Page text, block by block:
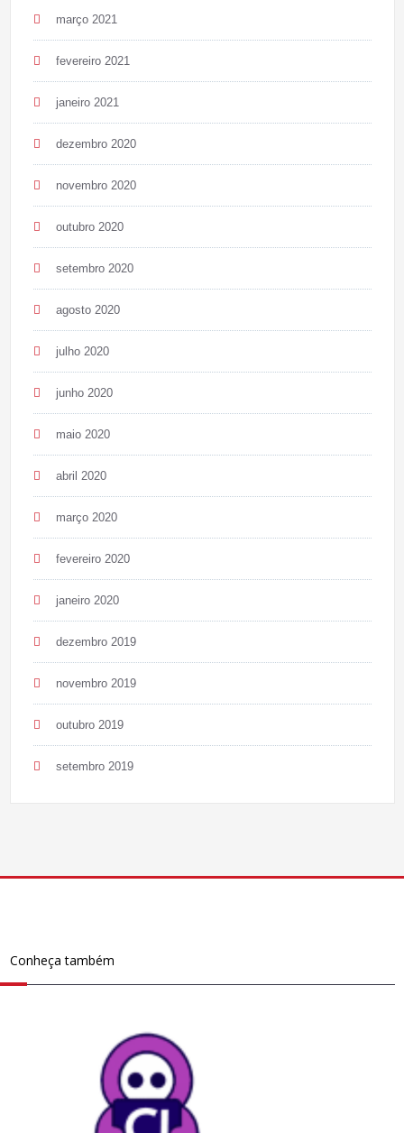
março 2021
fevereiro 2021
janeiro 2021
dezembro 2020
novembro 2020
outubro 2020
setembro 2020
agosto 2020
julho 2020
junho 2020
maio 2020
abril 2020
março 2020
fevereiro 2020
janeiro 2020
dezembro 2019
novembro 2019
outubro 2019
setembro 2019
Conheça também